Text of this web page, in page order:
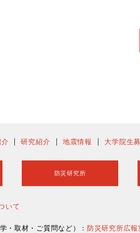
研究紹介 地震情報 大学院生
防災研究所
いて
取材・ご質問など）： 防災研究所広報